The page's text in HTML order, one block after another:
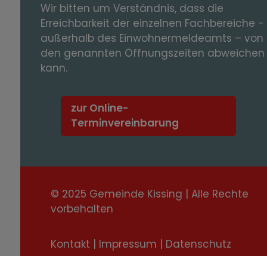
Wir bitten um Verständnis, dass die
Erreichbarkeit der einzelnen Fachbereiche -
außerhalb des Einwohnermeldeamts – von
den genannten Öffnungszeiten abweichen
kann.
zur Online-
Terminvereinbarung
© 2025 Gemeinde Kissing | Alle Rechte
vorbehalten
Kontakt | Impressum | Datenschutz